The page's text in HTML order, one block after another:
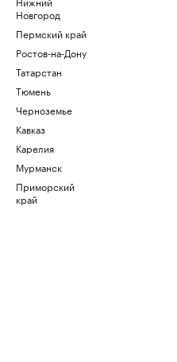
Новгород
Пермский край
Ростов-на-Дону
Татарстан
Тюмень
Черноземье
Кавказ
Карелия
Мурманск
Приморский
край